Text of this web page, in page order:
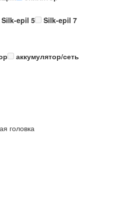
Silk-epil 5
Silk-epil 7
аккумулятор/сеть
головка